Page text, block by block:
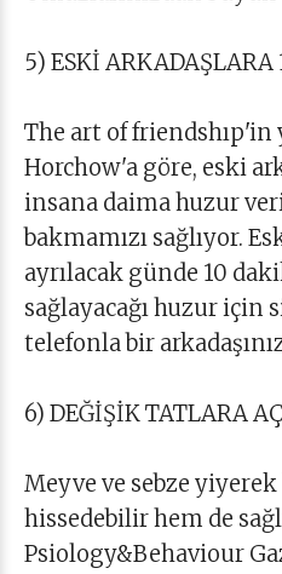
5) ESKİ
The art of friendshıp'in
Horchow'a göre, eski
insana daima huzur
bakmamızı sağlıyor.
ayrılacak günde 10
sağlayacağı huzur için
telefonla bir
6) DEĞİŞİK TATLARA
Meyve ve sebze
hissedebilir hem de
Psiology&Behaviour